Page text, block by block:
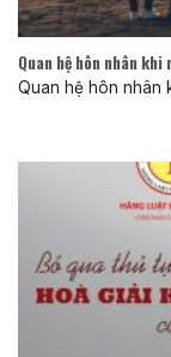
Quan hệ hôn nhân
Quan hệ hôn nhân